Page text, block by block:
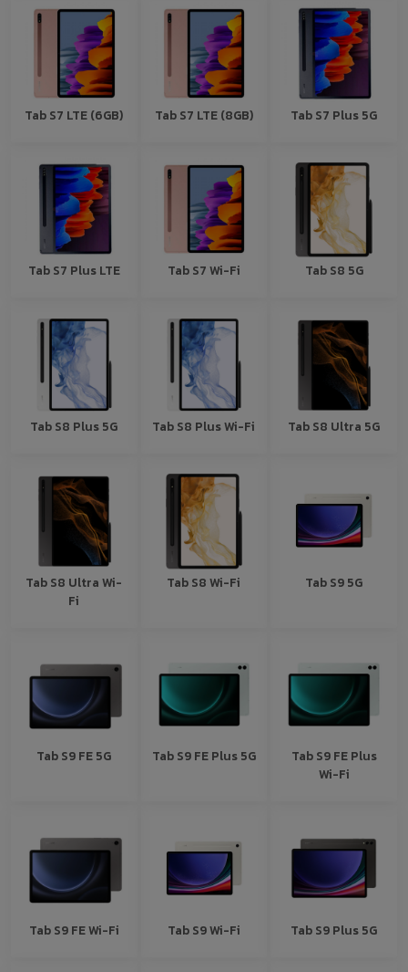
Tab S7 LTE (6GB) Tab S7 LTE (8GB) Tab S7 Plus 5G
Tab S7 Plus LTE Tab S7 Wi-Fi Tab S8 5G
Tab S8 Plus 5G Tab S8 Plus Wi-Fi Tab S8 Ultra 5G
Tab S8 Ultra Wi-
Fi
Tab S8 Wi-Fi Tab S9 5G
Tab S9 FE 5G Tab S9 FE Plus 5G
Tab S9 FE Plus
Wi-Fi
Tab S9 FE Wi-Fi Tab S9 Wi-Fi Tab S9 Plus 5G